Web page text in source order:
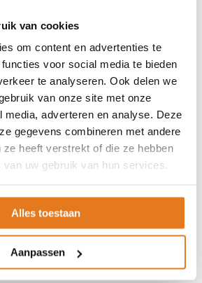
van cookies
om content en advertenties te
voor social media te bieden
te analyseren. Ook delen we
van onze site met onze
media, adverteren en analyse. Deze
gegevens combineren met andere
ze heeft verstrekt of die ze hebben
uw gebruik van hun services.
Alles toestaan
Aanpassen